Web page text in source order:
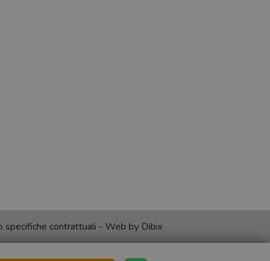
specifiche contrattuali - Web by Dibix